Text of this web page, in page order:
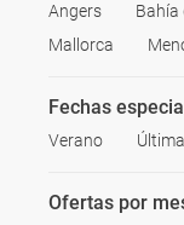
Angers Bahía
Mallorca
Fechas
Verano
Ofertas por